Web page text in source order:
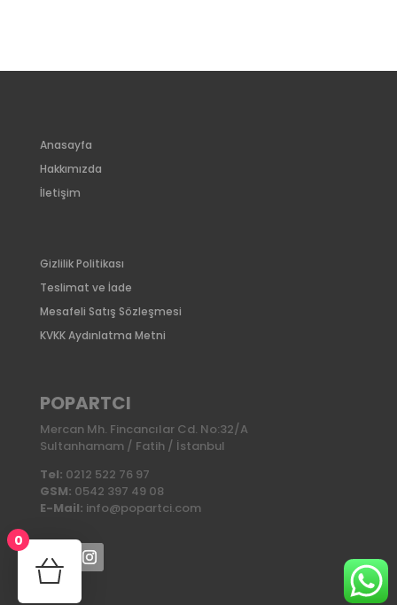
Anasayfa
Hakkımızda
İletişim
Gizlilik Politikası
Teslimat ve İade
Mesafeli Satış Sözleşmesi
KVKK Aydınlatma Metni
POPARTCI
Mercan Mh. Fincancılar Cd. No:32/A
Sultanhamam / Fatih / İstanbul
Tel: 0212 522 76 97
GSM: 0542 397 49 08
E-Mail: info@popartci.com
0